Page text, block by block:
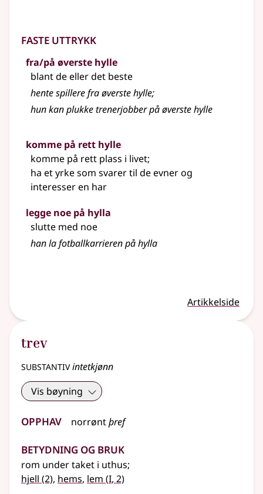
Faste uttrykk
fra/på øverste hylle
blant de eller det beste
hente spillere fra øverste hylle;
hun kan plukke trenerjobber på øverste hylle
komme på rett hylle
komme på rett plass i livet;
ha et yrke som svarer til de evner og
interesser en har
legge noe på hylla
slutte med noe
han la fotballkarrieren på hylla
Artikkelside
trev
substantivintetkjønn
Vis bøyning
Opphav norrøntþref
Betydning og bruk
rom under taket i uthus;
hjell (2), hems, lem (1
I, 2)